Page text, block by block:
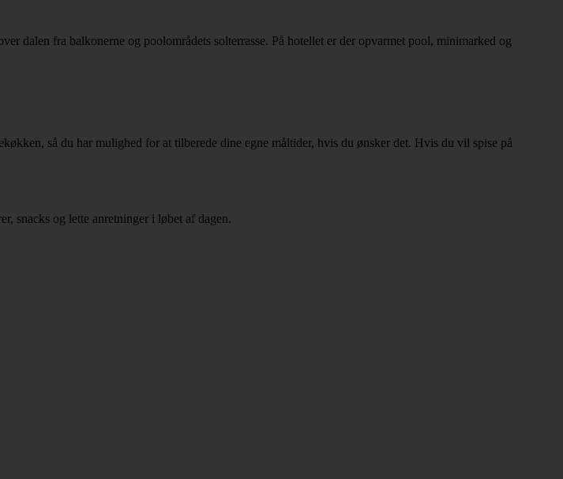
dalen fra balkonerne og poolområdets solterrasse. På hotellet er der opvarmet pool, minimarked og
så du har mulighed for at tilberede dine egne måltider, hvis du ønsker det. Hvis du vil spise på
snacks og lette anretninger i løbet af dagen.